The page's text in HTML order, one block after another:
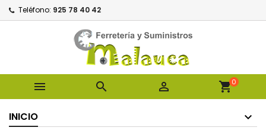
Teléfono: 925 78 40 42
   shopping_cart0
INICIO